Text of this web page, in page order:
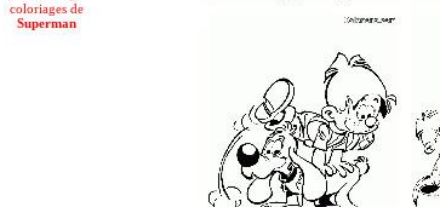
coloriages de
Superman